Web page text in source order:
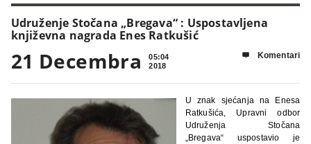
Udruženje Stočana „Bregava“ : Uspostavljena
književna nagrada Enes Ratkušić
21 Decembra
05:04
2018
 Komentari
U znak sjećanja na Enesa
Ratkušića, Upravni odbor
Udruženja Stočana
„Bregava“ uspostavio je